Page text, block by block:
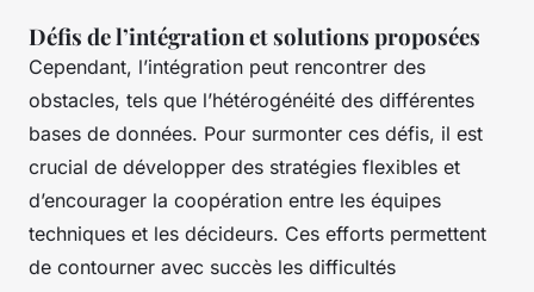
Défis de l’intégration et solutions proposées
Cependant, l’intégration peut rencontrer des
obstacles, tels que l’hétérogénéité des différentes
bases de données. Pour surmonter ces défis, il est
crucial de développer des stratégies flexibles et
d’encourager la coopération entre les équipes
techniques et les décideurs. Ces efforts permettent
de contourner avec succès les difficultés